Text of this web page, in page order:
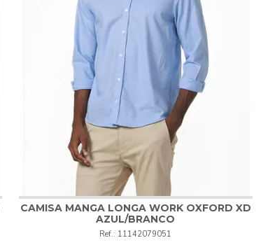
1 2 3 4 5
CAMISA MANGA LONGA WORK OXFORD XD
AZUL/BRANCO
11142079051